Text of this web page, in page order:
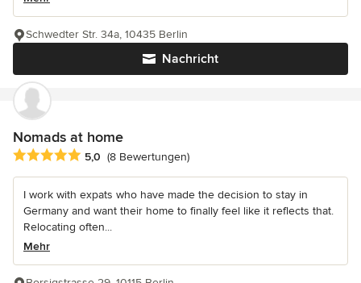
Nachricht
Schwedter Str. 34a, 10435 Berlin
Nomads at home
Durchschnittliche Bewertung: 5 von 5 Sternen
5,0 (8 Bewertungen)
I work with expats who have made the decision to stay in
Germany and want their home to finally feel like it reflects that.
Relocating often...
Mehr